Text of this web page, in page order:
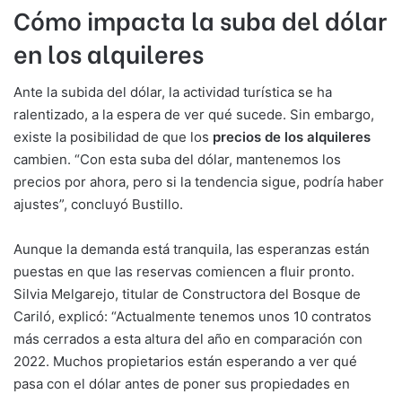
Cómo impacta la suba del dólar
en los alquileres
Ante la subida del dólar, la actividad turística se ha
ralentizado, a la espera de ver qué sucede. Sin embargo,
existe la posibilidad de que los precios de los alquileres
cambien. “Con esta suba del dólar, mantenemos los
precios por ahora, pero si la tendencia sigue, podría haber
ajustes”, concluyó Bustillo.
Aunque la demanda está tranquila, las esperanzas están
puestas en que las reservas comiencen a fluir pronto.
Silvia Melgarejo, titular de Constructora del Bosque de
Cariló, explicó: “Actualmente tenemos unos 10 contratos
más cerrados a esta altura del año en comparación con
2022. Muchos propietarios están esperando a ver qué
pasa con el dólar antes de poner sus propiedades en